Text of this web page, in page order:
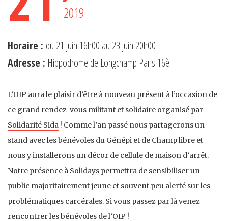
2019
Horaire : du 21 juin 16h00 au 23 juin 20h00
Adresse : Hippodrome de Longchamp Paris 16è
L’OIP aura le plaisir d’être à nouveau présent à l’occasion de
ce grand rendez-vous militant et solidaire organisé par
Solidarité Sida ! Comme l’an passé nous partagerons un
stand avec les bénévoles du Génépi et de Champ libre et
nous y installerons un décor de cellule de maison d’arrêt.
Notre présence à Solidays permettra de sensibiliser un
public majoritairement jeune et souvent peu alerté sur les
problématiques carcérales. Si vous passez par là venez
rencontrer les bénévoles de l’OIP !